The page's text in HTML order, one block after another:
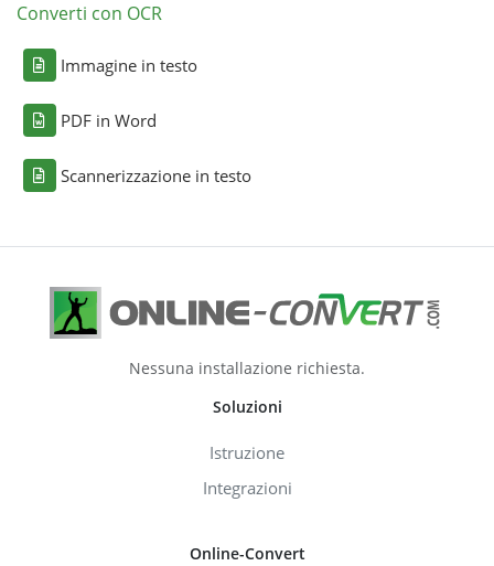
Converti con OCR
Immagine in testo
PDF in Word
Scannerizzazione in testo
Nessuna installazione richiesta.
Soluzioni
Istruzione
Integrazioni
Online-Convert